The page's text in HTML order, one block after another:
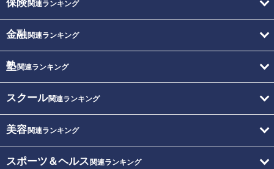
保険関連ランキング
金融関連ランキング
塾関連ランキング
スクール関連ランキング
美容関連ランキング
スポーツ＆ヘルス 関連ランキング